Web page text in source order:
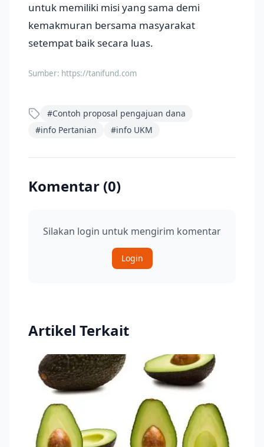
untuk memiliki misi yang sama demi
kemakmuran bersama masyarakat
setempat baik secara luas.
Sumber: https://tanifund.com
#Contoh proposal pengajuan dana
#info Pertanian #info UKM
Komentar (0)
Silakan login untuk mengirim komentar
Login
Artikel Terkait